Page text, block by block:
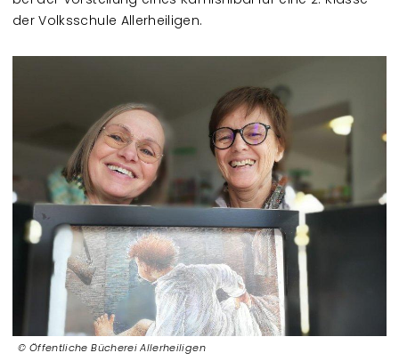
der Volksschule Allerheiligen.
Öffentliche Bücherei Allerheiligen